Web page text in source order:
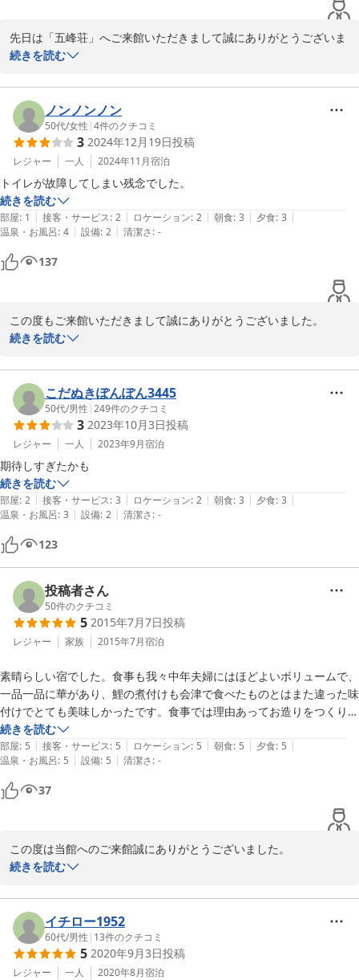
先日は「五峰荘」へご来館いただきまして誠にありがとうございま
した。
りがとうございます。
四季折々に美しい甲子高原へのまたのお帰りを心よりお待ち申し上
げております。
2024-05-15
続きを読む
ノンノンノン
50代/女性 |4件のクチコミ
3 2024年12月19日投稿
レジャー 一人 2024年11月宿泊
トイレが故障してしまい残念でした。
続きを読む
部屋: 1 | 接客・サービス: 2 | ロケーション: 2 | 朝食: 3 | 夕食: 3 |
温泉・お風呂: 4 | 設備: 2 | 清潔さ: -
137
この度もご来館いただきまして誠にありがとうございました。
トイレの故障では大変ご迷惑をお掛けしました。
雪見の露天風呂もまた風情があって気持ちがいいです。
またのお帰りを心よりお待ち申し上げております。
2024-12-19
続きを読む
こだぬきぽんぽん3445
50代/男性 |249件のクチコミ
3 2023年10月3日投稿
レジャー 一人 2023年9月宿泊
期待しすぎたかも
続きを読む
部屋: 2 | 接客・サービス: 3 | ロケーション: 2 | 朝食: 3 | 夕食: 3 |
温泉・お風呂: 3 | 設備: 2 | 清潔さ: -
123
投稿者さん
50件のクチコミ
5 2015年7月7日投稿
レジャー 家族 2015年7月宿泊
素晴らしい宿でした。食事も我々中年夫婦にはほどよいボリュームで、
一品一品に華があり、鯉の煮付けも会津で食べたものとはまた違った味
付けでとても美味しかったです。食事では理由あってお造りをつくり直
していただいたのですが、丁寧な対応をしていただき、仲居さん、男性
従業員も含めたすべての方々の心配りが心に残りました。
また当日は多人数の客もあってなかなかに忙しかった筈ですが、夕食、
朝食の場所など、宿泊者の人数にも配慮したもてなしに、大変落ち着い
食事、風呂、そして従業員の応対など、この価格では信じられないほど
のコストパフォーマンスを誇る宿だと思います。自分でも褒めすぎのよ
ば、マイカーであれば、白河、那須、大内宿にも利便性が良く、一泊二
日の旅行であれば、ここに宿泊して周辺の観光を愉しむことができま
す。
続きを読む
部屋: 5 | 接客・サービス: 5 | ロケーション: 5 | 朝食: 5 | 夕食: 5 |
温泉・お風呂: 5 | 設備: 5 | 清潔さ: -
37
この度は当館へのご来館誠にありがとうございました。
とても嬉しいお言葉を頂戴しありがとうございます。スタッフ一同
白河市内からはお車で30分ぐらいですが、市内とは気温が2度程下
がり夏でも心地よい風が通ります。
白河にお立ち寄りの際は是非お待ち申し上げております。
ありがとうございました。
続きを読む
イチロー1952
60代/男性 | 13件のクチコミ
5 2020年9月3日投稿
レジャー 一人 2020年8月宿泊